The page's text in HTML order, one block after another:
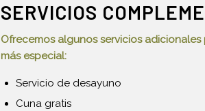
SERVICIOS
Ofrecemos algunos servicios
más especial:
Servicio de desayuno
Cuna gratis